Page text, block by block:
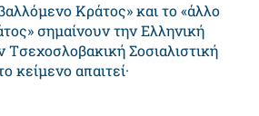
Kράτος» και το «άλλο
σημαίνουν την Eλληνική
Tσεχοσλοβακική Σοσιαλιστική
κείμενο απαιτεί·